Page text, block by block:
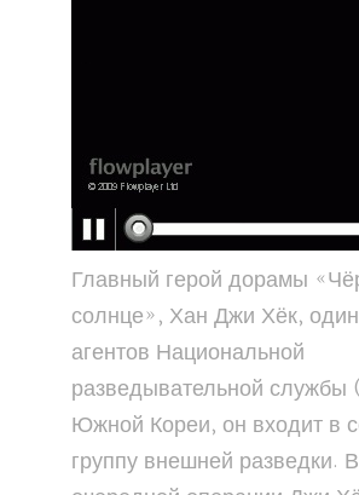
Главный герой дорамы
солнце», Хан Джи Хёк,
агентов Национальной
разведывательной
Южной Кореи, он входит в
группу внешней разведки.